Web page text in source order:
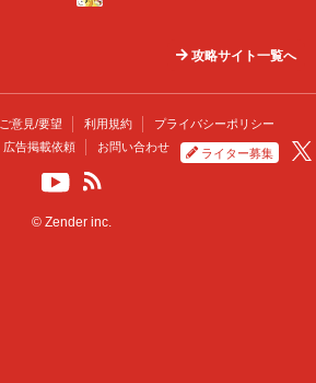
攻略サイト一覧へ
ご意見/要望 利用規約
プライバシーポリシー
広告掲載依頼 お問い合わせ ライター募集
© Zender inc.